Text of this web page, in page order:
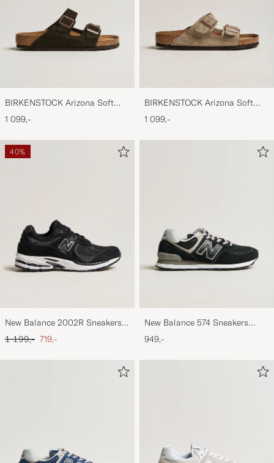
BIRKENSTOCK Arizona Soft
Footbed Mocca Suede
1 099,-
BIRKENSTOCK Arizona Soft
Footbed Taupe Suede
1 099,-
40%
New Balance 2002R Sneakers
Black
Ordinary pris
1 199,- Nedsat pris
719,-
New Balance 574 Sneakers
Black
949,-